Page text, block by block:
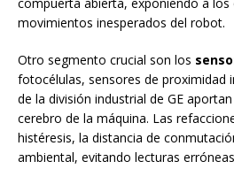
movimientos inesperados del robot.
Otro segmento crucial son los
fotocélulas, sensores de proximidad
de la división industrial de GE
cerebro de la máquina. Las
histéresis, la distancia de
ambiental, evitando lecturas